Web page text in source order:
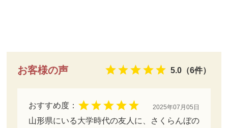
お客様の声 5.0（6件）
おすすめ度： 2025年07月05日
山形県にいる大学時代の友人に、さくらんぼの